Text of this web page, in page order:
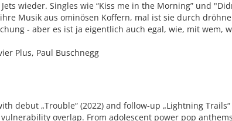
wieder. Singles wie “Kiss me in the Morning” und
Musik aus ominösen Koffern, mal ist sie durch
- aber es ist ja eigentlich auch egal, wie, mit wem,
Plus, Paul Buschnegg
debut „Trouble“ (2022) and follow-up „Lightning
overlap. From adolescent power pop